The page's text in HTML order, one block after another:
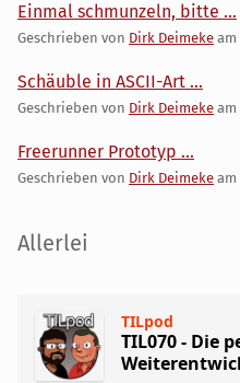
Einmal schmunzeln, bitte ...
Geschrieben von Dirk Deimeke am
Schäuble in ASCII-Art ...
Geschrieben von Dirk Deimeke am
Freerunner Prototyp ...
Geschrieben von Dirk Deimeke am
Seitenleiste
Allerlei